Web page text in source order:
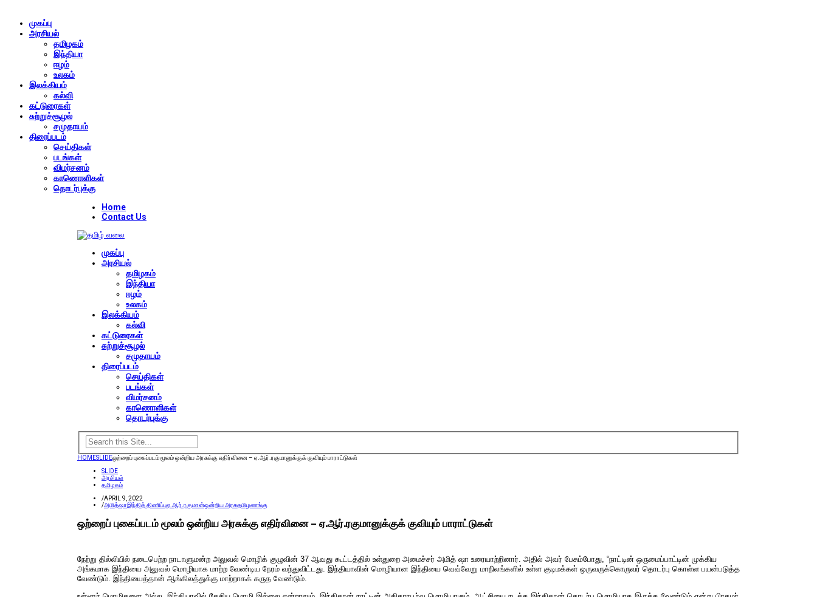
முகப்பு
அரசியல்
தமிழகம்
இந்தியா
ஈழம்
உலகம்
இலக்கியம்
கல்வி
கட்டுரைகள்
சுற்றுச்சூழல்
சமுதாயம்
திரைப்படம்
செய்திகள்
படங்கள்
விமர்சனம்
காணொளிகள்
தொடர்புக்கு
Home
Contact Us
முகப்பு
அரசியல்
தமிழகம்
இந்தியா
ஈழம்
உலகம்
இலக்கியம்
கல்வி
கட்டுரைகள்
சுற்றுச்சூழல்
சமுதாயம்
திரைப்படம்
செய்திகள்
படங்கள்
விமர்சனம்
காணொளிகள்
தொடர்புக்கு
HOMESLIDEஒற்றைப் புகைப்படம் மூலம் ஒன்றிய அரசுக்கு எதிர்வினை – ஏ.ஆர்.ரகுமானுக்குக் குவியும் பாராட்டுகள்
SLIDE
அரசியல்
தமிழகம்
/APRIL 9, 2022
/அமித்ஷாஇந்தித் திணிப்புஏ.ஆர்.ரகுமான்ஒன்றிய அரசுதமிழணங்கு
ஒற்றைப் புகைப்படம் மூலம் ஒன்றிய அரசுக்கு எதிர்வினை – ஏ.ஆர்.ரகுமானுக்குக் குவியும் பாராட்டுகள்
நேற்று தில்லியில் நடைபெற்ற நாடாளுமன்ற அலுவல் மொழிக் குழுவின் 37 ஆவது கூட்டத்தில் உள்துறை அமைச்சர் அமித் ஷா உரையாற்றினார். அதில் அவர் பேசும்போது, “நாட்டின் ஒருமைப்பாட்டின் முக்கிய
அங்கமாக இந்தியை அலுவல் மொழியாக மாற்ற வேண்டிய நேரம் வந்துவிட்டது. இந்தியாவின் மொழியான இந்தியை வெவ்வேறு மாநிலங்களில் உள்ள குடிமக்கள் ஒருவருக்கொருவர் தொடர்பு கொள்ள பயன்படுத்த
வேண்டும். இந்தியைத்தான் ஆங்கிலத்துக்கு மாற்றாகக் கருத வேண்டும்.